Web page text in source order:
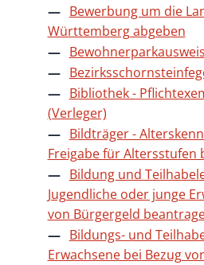
Bewerbung um die
Württemberg abgeben
Bibliothek -
(Verleger)
Bildträger -
Freigabe für Altersstufen
Bildung und
Jugendliche oder junge
von Bürgergeld
Bildungs- und
Erwachsene bei Bezug